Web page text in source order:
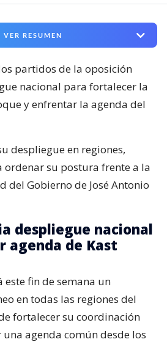
VER RESUMEN
partidos de la oposición
nacional para fortalecer la
y enfrentar la agenda del
despliegue en regiones,
ordenar su postura frente a la
del Gobierno de José Antonio
despliegue nacional
agenda de Kast
fin de semana un
en todas las regiones del
fortalecer su coordinación
agenda común desde los